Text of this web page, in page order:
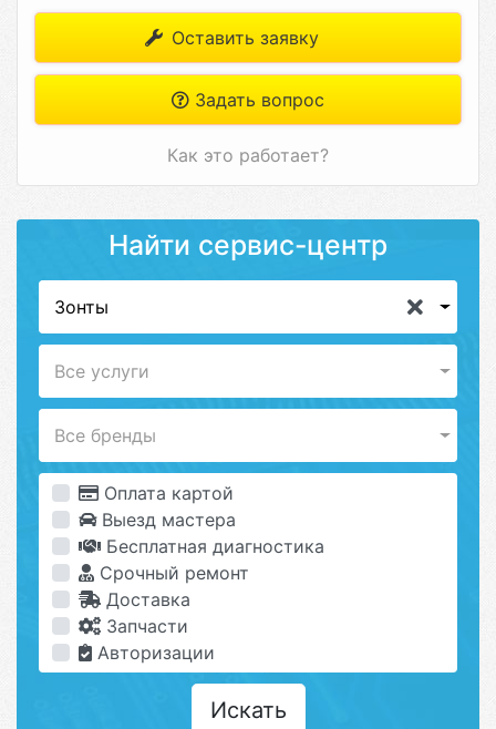
Оставить заявку
Задать вопрос
Как это работает?
Найти сервис-центр
Зонты
Все услуги
Все бренды
Оплата картой
Выезд мастера
Бесплатная диагностика
Срочный ремонт
Доставка
Запчасти
Авторизации
Искать